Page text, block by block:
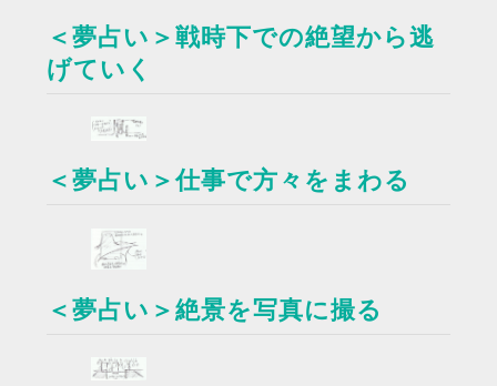
＜夢占い＞戦時下での絶望から逃
げていく
＜夢占い＞仕事で方々をまわる
＜夢占い＞絶景を写真に撮る